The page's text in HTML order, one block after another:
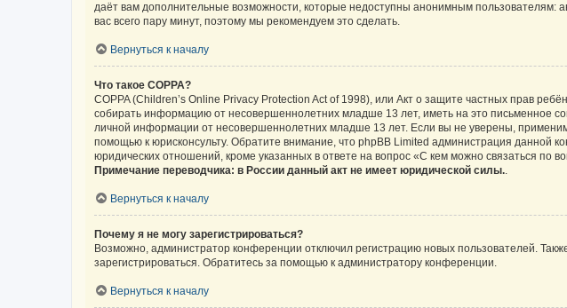
даёт вам дополнительные возможности, которые недоступны анонимным пользователям:
вас всего пару минут, поэтому мы рекомендуем это сделать.
Вернуться к началу
Что такое COPPA?
COPPA (Children’s Online Privacy Protection Act of 1998), или Акт о защите частных прав
собирать информацию от несовершеннолетних младше 13 лет, иметь на это письменное
личной информации от несовершеннолетних младше 13 лет. Если вы не уверены,
помощью к юрисконсульту. Обратите внимание, что phpBB Limited администрация данной
юридических отношений, кроме указанных в ответе на вопрос «С кем можно связаться по
Примечание переводчика: в России данный акт не имеет юридической силы..
Вернуться к началу
Почему я не могу зарегистрироваться?
Возможно, администратор конференции отключил регистрацию новых пользователей.
зарегистрироваться. Обратитесь за помощью к администратору конференции.
Вернуться к началу